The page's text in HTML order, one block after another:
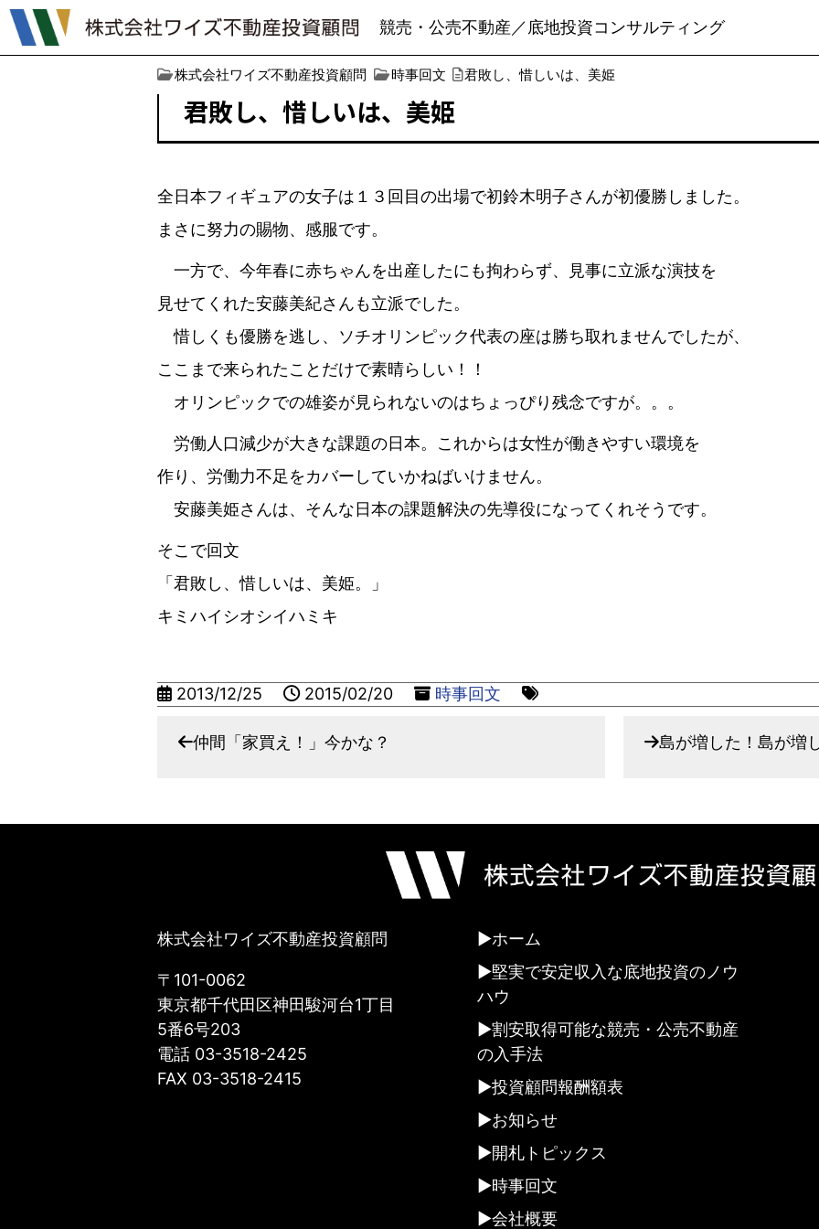
競売・公売不動産／底地投資コンサルティング
株式会社ワイズ不動産投資顧問 時事回文 君敗し、惜しいは、美姫
君敗し、惜しいは、美姫
全日本フィギュアの女子は１３回目の出場で初鈴木明子さんが初優勝しました。
まさに努力の賜物、感服です。
一方で、今年春に赤ちゃんを出産したにも拘わらず、見事に立派な演技を
見せてくれた安藤美紀さんも立派でした。
惜しくも優勝を逃し、ソチオリンピック代表の座は勝ち取れませんでしたが、
ここまで来られたことだけで素晴らしい！！
オリンピックでの雄姿が見られないのはちょっぴり残念ですが。。。
労働人口減少が大きな課題の日本。これからは女性が働きやすい環境を
作り、労働力不足をカバーしていかねばいけません。
安藤美姫さんは、そんな日本の課題解決の先導役になってくれそうです。
そこで回文
「君敗し、惜しいは、美姫。」
キミハイシオシイハミキ
2013/12/25 2015/02/20 時事回文
仲間「家買え！」今かな？ 島が増した！島が増
株式会社ワイズ不動産投資顧問
〒101-0062
東京都千代田区神田駿河台1丁目
5番6号203
電話 03-3518-2425
FAX 03-3518-2415
ホーム
堅実で安定収入な底地投資のノウ
ハウ
割安取得可能な競売・公売不動産
の入手法
投資顧問報酬額表
お知らせ
開札トピックス
時事回文
会社概要